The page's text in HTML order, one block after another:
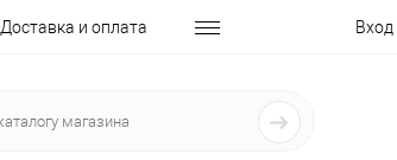
Доставка и оплата Вход